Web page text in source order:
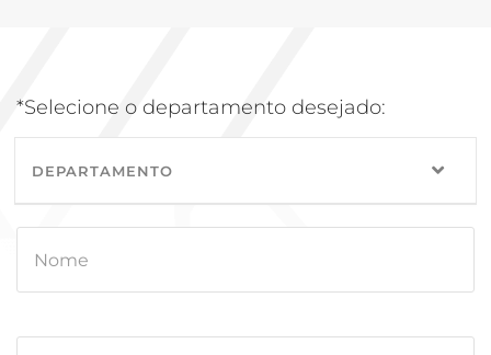
*Selecione o departamento desejado:
DEPARTAMENTO